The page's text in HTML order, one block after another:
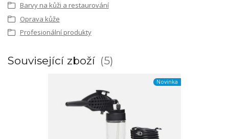
Barvy na kůži a restaurování
Oprava kůže
Profesionální produkty
Související zboží 5
Novinka